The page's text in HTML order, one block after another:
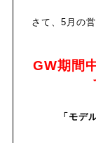
さて、5月の
GW期間
「モデ